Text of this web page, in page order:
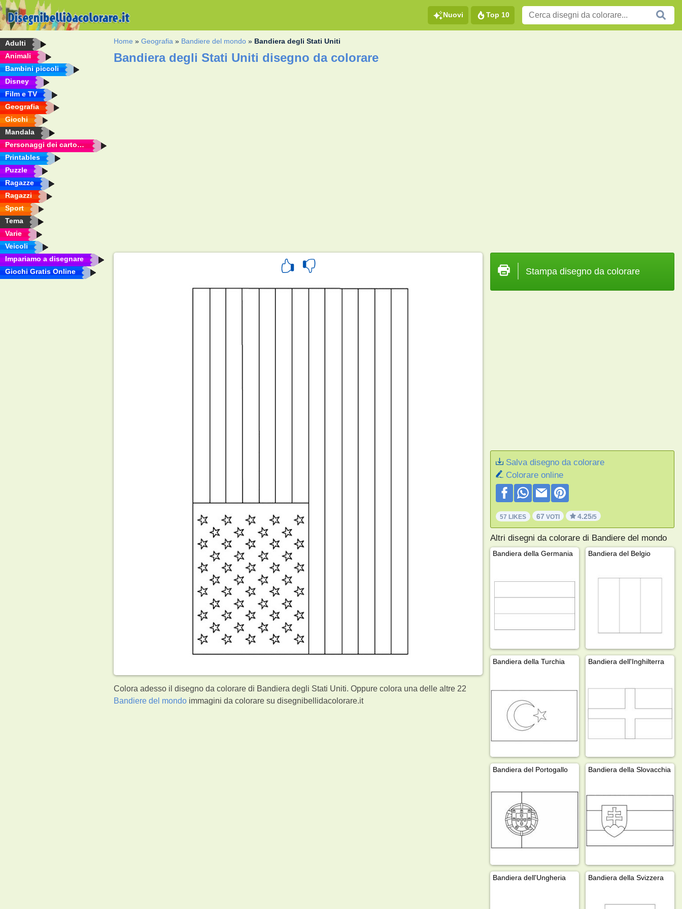
Nuovi Top 10
Adulti
Animali
Bambini piccoli
Disney
Film e TV
Geografia
Giochi
Mandala
Personaggi dei cartoni animati
Printables
Puzzle
Ragazze
Ragazzi
Sport
Tema
Varie
Veicoli
Impariamo a disegnare
Giochi Gratis Online
Home »Geografia » Bandiere del mondo » Bandiera degli Stati Uniti
Bandiera degli Stati Uniti disegno da colorare
Colora adesso il disegno da colorare di Bandiera degli Stati Uniti. Oppure colora una delle altre 22
Bandiere del mondo immagini da colorare su disegnibellidacolorare.it
Stampa disegno da colorare
Salva disegno da colorare
Colorare online
57 LIKES 67 VOTI 4.25/5
Altri disegni da colorare di Bandiere del mondo
Bandiera della Germania Bandiera del Belgio
Bandiera della Turchia Bandiera dell'Inghilterra
Bandiera del Portogallo Bandiera della Slovacchia
Bandiera dell'Ungheria Bandiera della Svizzera